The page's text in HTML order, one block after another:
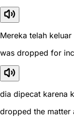
Mereka telah
was dropped for
dia dipecat karena
dropped the matter